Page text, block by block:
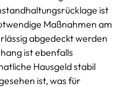
ist
Maßnahmen am
abgedeckt werden
ist ebenfalls
Hausgeld stabil
ist, was für